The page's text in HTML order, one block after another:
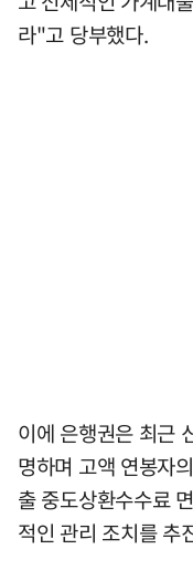
라"고 당부했다.
이에 은행권은 최근
명하며 고액 연봉자
출 중도상환수수료
적인 관리 조치를 추